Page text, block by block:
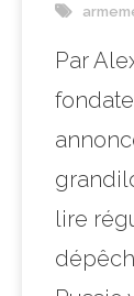
Par
lire